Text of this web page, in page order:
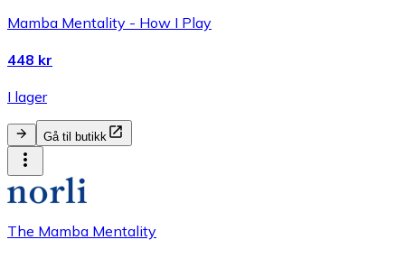
Mamba Mentality - How I Play
448 kr
I lager
Gå til butikk
The Mamba Mentality